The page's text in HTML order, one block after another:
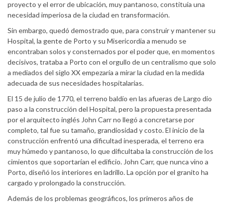
proyecto y el error de ubicación, muy pantanoso, constituía una
necesidad imperiosa de la ciudad en transformación.
Sin embargo, quedó demostrado que, para construir y mantener su
Hospital, la gente de Porto y su Misericordia a menudo se
encontraban solos y consternados por el poder que, en momentos
decisivos, trataba a Porto con el orgullo de un centralismo que solo
a mediados del siglo XX empezaría a mirar la ciudad en la medida
adecuada de sus necesidades hospitalarias.
El 15 de julio de 1770, el terreno baldío en las afueras de Largo dio
paso a la construcción del Hospital, pero la propuesta presentada
por el arquitecto inglés John Carr no llegó a concretarse por
completo, tal fue su tamaño, grandiosidad y costo. El inicio de la
construcción enfrentó una dificultad inesperada, el terreno era
muy húmedo y pantanoso, lo que dificultaba la construcción de los
cimientos que soportarían el edificio. John Carr, que nunca vino a
Porto, diseñó los interiores en ladrillo. La opción por el granito ha
cargado y prolongado la construcción.
Además de los problemas geográficos, los primeros años de